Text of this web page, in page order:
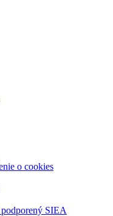
o cookies
SIEA